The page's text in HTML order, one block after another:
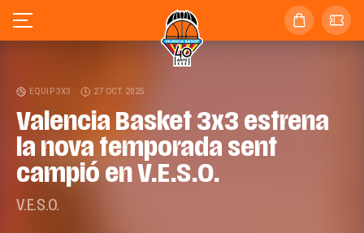
EQUIP 3X3 27 OCT. 2025
Valencia Basket 3x3 estrena
la nova temporada sent
campió en V.E.S.O.
V.E.S.O.